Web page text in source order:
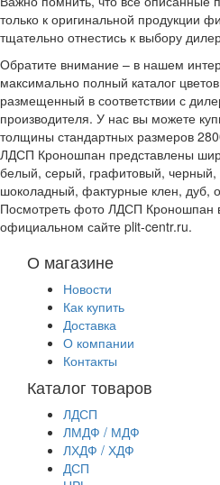
только к оригинальной продукции
тщательно отнестись к выбору
Обратите внимание – в нашем
максимально полный каталог
размещенный в соответствии с
производителя. У нас вы можете
толщины стандартных размеров
ЛДСП Кроношпан представлены
белый, серый, графитовый,
шоколадный, фактурные клен, дуб,
Посмотреть фото ЛДСП
официальном сайте plit-centr.ru.
О магазине
Новости
Как купить
Доставка
О компании
Контакты
Каталог товаров
ЛДСП
ЛМДФ / МДФ
ЛХДФ / ХДФ
ДСП